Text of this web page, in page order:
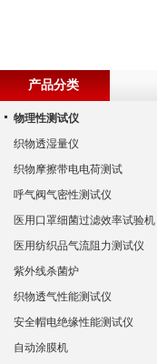
产品分类
物理性测试仪
织物透湿量仪
织物摩擦带电电荷测试
呼气阀气密性测试仪
医用口罩细菌过滤效率试验机
医用纺织品气流阻力测试仪
紫外线杀菌炉
织物透气性能测试仪
安全帽电绝缘性能测试仪
自动涂膜机